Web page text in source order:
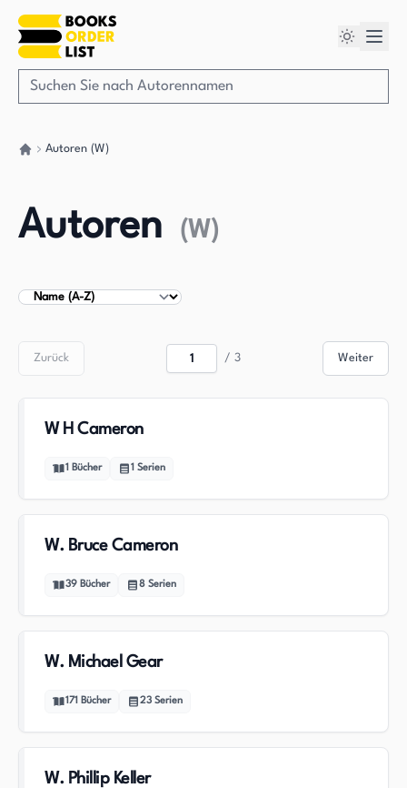
Autoren (W)
Autoren (W)
Autoren sortieren
Zurück / 3 Weiter
W H Cameron
1 Bücher 1 Serien
W. Bruce Cameron
39 Bücher 8 Serien
W. Michael Gear
171 Bücher 23 Serien
W. Phillip Keller